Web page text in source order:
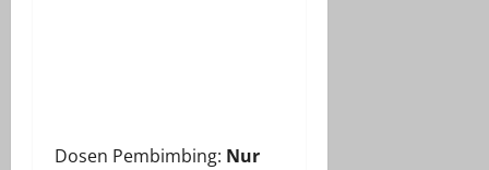
Dosen Pembimbing: Nur